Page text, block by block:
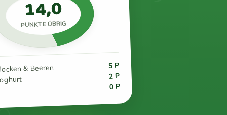
14,0
PUNKTE ÜBRIG
& Beeren 5 P
2 P
0 P